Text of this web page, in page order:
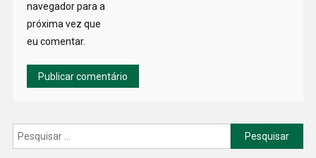
navegador para a
próxima vez que
eu comentar.
Pesquisar
por: